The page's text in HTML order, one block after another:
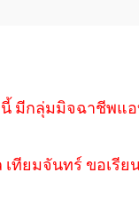
มีกลุ่มมิจฉาชีพแอ
ทียมจันทร์ ขอเรีย